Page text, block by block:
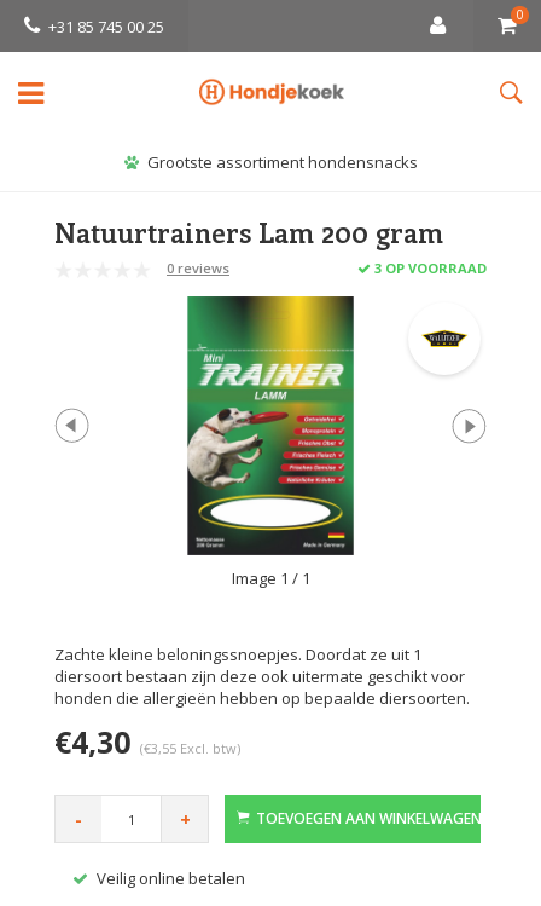
+31 85 745 00 25
0
Grootste assortiment hondensnacks
Natuurtrainers Lam 200 gram
0 reviews 3 OP VOORRAAD
Image 1 / 1
Zachte kleine beloningssnoepjes. Doordat ze uit 1
diersoort bestaan zijn deze ook uitermate geschikt voor
honden die allergieën hebben op bepaalde diersoorten.
€4,30 (€3,55 Excl. btw)
- + TOEVOEGEN AAN WINKELWAGEN
Veilig online betalen